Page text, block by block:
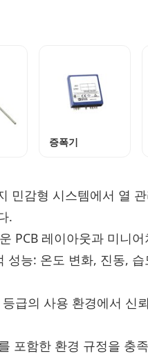
증폭기
민감형 시스템에서 열
.
PCB 레이아웃과 미니
성능: 온도 변화, 진동,
급의 사용 환경에서 신
포함한 환경 규정을 충